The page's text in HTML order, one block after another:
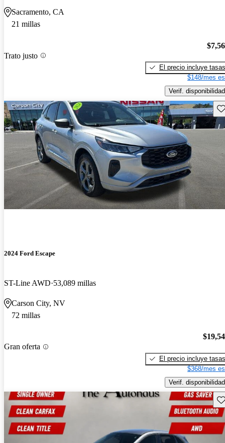
Sacramento, CA
21 millas
Trato justo
El precio incluye tasas
$148/mes
Verif. disponibilidad
2024 Ford Escape
ST-Line AWD 53,089 millas
Carson City, NV
72 millas
Gran oferta
El precio incluye tasas
$368/mes
Verif. disponibilidad